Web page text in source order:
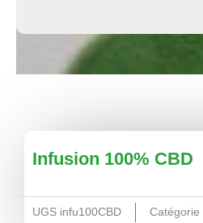
Infusion 100% CBD
UGS infu100CBD Catégorie